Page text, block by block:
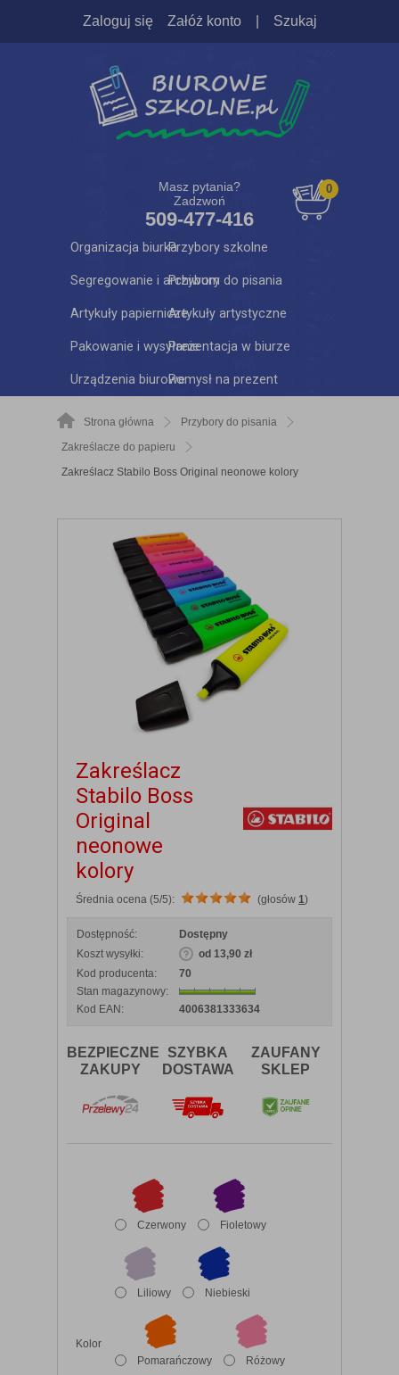
Zaloguj się Załóż konto Szukaj
Masz pytania?
Zadzwoń
509-477-416
0
Organizacja biurkaPrzybory szkolne
Segregowanie i archiwumPrzybory do pisania
Artykuły papierniczeArtykuły artystyczne
Pakowanie i wysyłaniePrezentacja w biurze
Urządzenia biurowePomysł na prezent
Strona główna
Przybory do pisania
Zakreślacze do papieru
Zakreślacz Stabilo Boss Original neonowe kolory
Zakreślacz
Stabilo Boss
Original
neonowe
kolory
Średnia ocena (5/5): (głosów 1)
Dostępność:
Dostępny
Koszt wysyłki:
od 13,90 zł
Kod producenta:
70
Stan magazynowy:
Kod EAN:
4006381333634
BEZPIECZNE
ZAKUPY
SZYBKA
DOSTAWA
ZAUFANY
SKLEP
Kolor
Czerwony Fioletowy
Liliowy Niebieski
Pomarańczowy Różowy